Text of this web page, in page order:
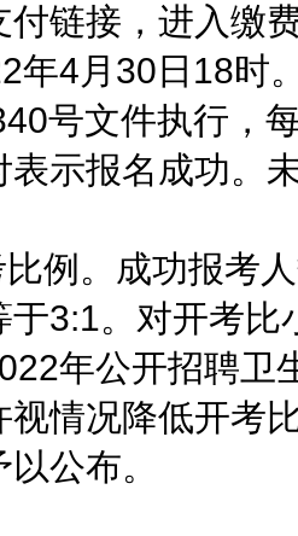
付链接，进入缴
年4月30日18时
号文件执行，
表示报名成功。
。成功报考人
于3:1。对开考
年公开招聘卫
视情况降低开考
公布。